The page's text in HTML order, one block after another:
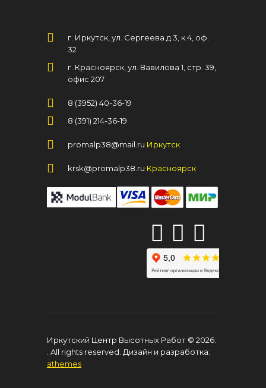
г. Иркутск, ул. Сергеева д.3, к.4, оф.
32
г. Красноярск, ул. Вавилова 1, стр. 39,
офис 207
8 (3952) 40-36-19
8 (391) 214-36-19
promalp38@mail.ru Иркутск
krsk@promalp38.ru Красноярск
Иркутский Центр Высотных Работ © 2026
. All rights reserved. Дизайн и разработка:
athemes